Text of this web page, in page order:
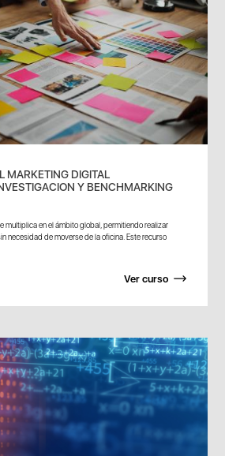
MARKETING DIGITAL
Y BENCHMARKING
multiplica en el ámbito global, permitiendo realizar
necesidad de moverse de la oficina. Este recurso
Ver curso